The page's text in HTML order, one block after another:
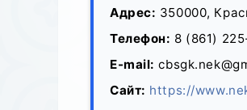
Адрес: 350000,
Телефон: 8 (861)
E-mail:
Сайт: https://